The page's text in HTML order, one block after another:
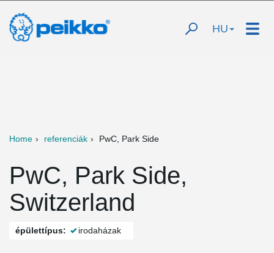
HU
Home referenciák PwC, Park Side
PwC, Park Side,
Switzerland
épülettípus: irodaházak